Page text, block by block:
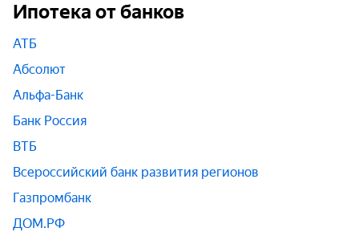
Ипотека от банков
АТБ
Абсолют
Альфа-Банк
Банк Россия
ВТБ
Всероссийский банк развития регионов
Газпромбанк
ДОМ.РФ